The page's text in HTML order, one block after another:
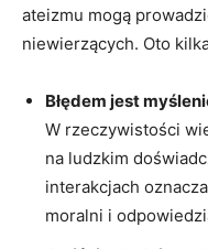
ateizmu mogą
niewierzących. Oto
Błędem jest
W rzeczywistości
na ludzkim
⁢interakcjach
moralni i